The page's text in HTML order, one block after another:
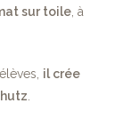
sur toile , à
il crée